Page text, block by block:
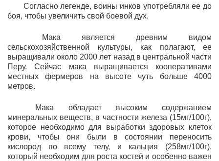
Согласно легенде, воины инков употребляли ее до
боя, чтобы увеличить свой боевой дух.
Maкa является древним видом
сельскохозяйственной культуры, как полагают, ее
выращивали около 2000 лет назад в центральной части
Перу. Сейчас мака выращивается кооперативами
местных фермеров на высоте чуть больше 4000
метров.
Мака обладает высоким содержанием
минеральных веществ, в частности железа (15мг/100г),
которое необходимо для выработки здоровых клеток
крови, чтобы они были в состоянии переносить
кислород по всему телу, и кальция (258мг/100г),
который необходим для роста костей и особенно важен